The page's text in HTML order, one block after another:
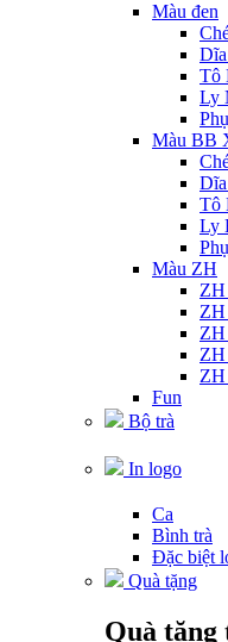
Màu đen
Tô
Ly
Màu BB
Tô
Ly
Màu ZH
ZH
ZH
Fun
Bộ trà
In logo
Ca
Bình trà
Đặc biệt
Quà tặng
Quà tặng